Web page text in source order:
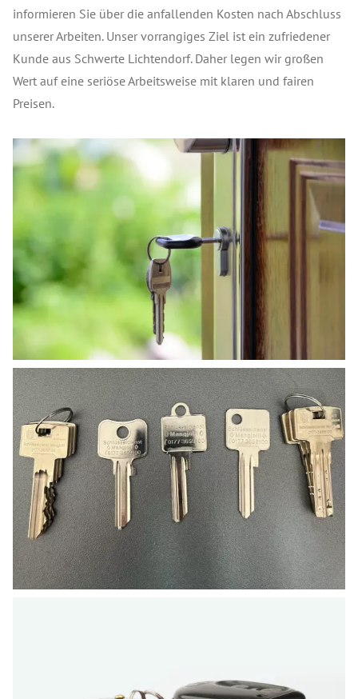
informieren Sie über die anfallenden Kosten nach Abschluss
unserer Arbeiten. Unser vorrangiges Ziel ist ein zufriedener
Kunde aus Schwerte Lichtendorf. Daher legen wir großen
Wert auf eine seriöse Arbeitsweise mit klaren und fairen
Preisen.